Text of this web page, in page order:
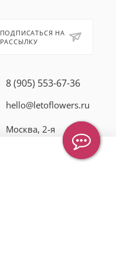
ПОДПИСАТЬСЯ НА
РАССЫЛКУ
8 (905) 553-67-36
hello@letoflowers.ru
Москва, 2-я
Рыбинская, 13,
Студия цветов